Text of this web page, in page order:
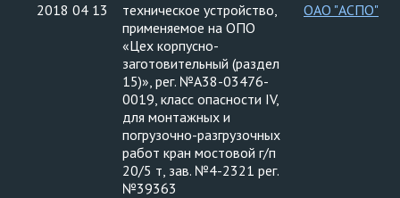
2018 04 13
техническое устройство,
применяемое на ОПО
«Цех корпусно-
заготовительный (раздел
15)», рег. №А38-03476-
0019, класс опасности IV,
для монтажных и
погрузочно-разгрузочных
работ кран мостовой г/п
20/5 т, зав. №4-2321 рег.
№39363
ОАО "АСПО"